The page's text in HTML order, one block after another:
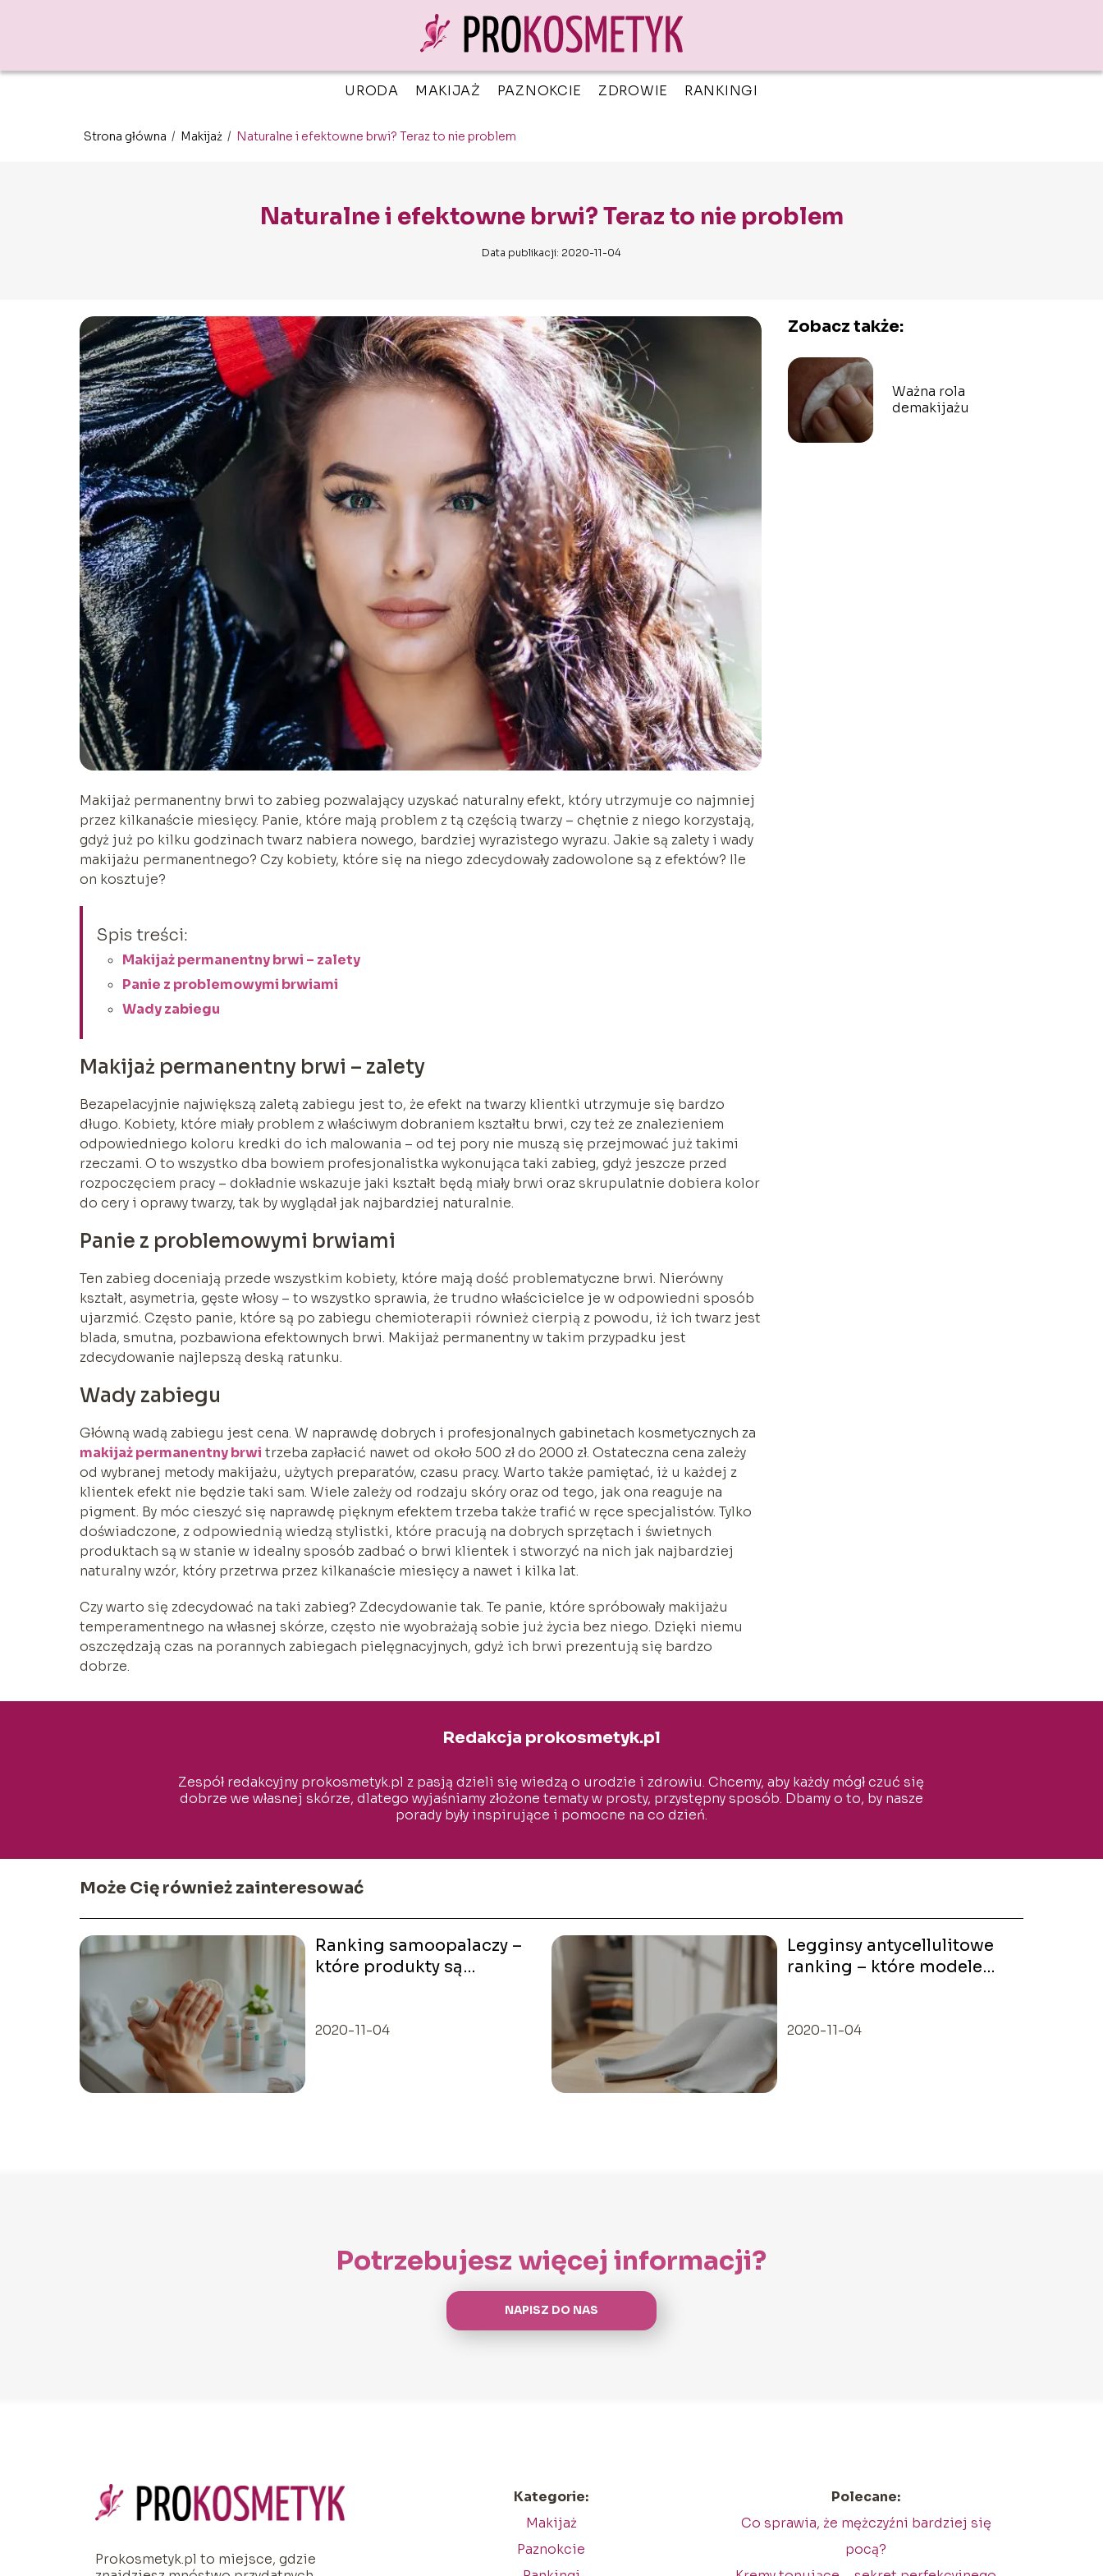
URODA MAKIJAŻ PAZNOKCIE ZDROWIE RANKINGI
Strona główna / Makijaż / Naturalne i efektowne brwi? Teraz to nie problem
Naturalne i efektowne brwi? Teraz to nie problem
Data publikacji: 2020-11-04
Makijaż permanentny brwi to zabieg pozwalający uzyskać naturalny efekt, który utrzymuje co najmniej
przez kilkanaście miesięcy. Panie, które mają problem z tą częścią twarzy – chętnie z niego korzystają,
gdyż już po kilku godzinach twarz nabiera nowego, bardziej wyrazistego wyrazu. Jakie są zalety i wady
makijażu permanentnego? Czy kobiety, które się na niego zdecydowały zadowolone są z efektów? Ile
on kosztuje?
Spis treści:
Makijaż permanentny brwi – zalety
Panie z problemowymi brwiami
Wady zabiegu
Makijaż permanentny brwi – zalety
Bezapelacyjnie największą zaletą zabiegu jest to, że efekt na twarzy klientki utrzymuje się bardzo
długo. Kobiety, które miały problem z właściwym dobraniem kształtu brwi, czy też ze znalezieniem
odpowiedniego koloru kredki do ich malowania – od tej pory nie muszą się przejmować już takimi
rzeczami. O to wszystko dba bowiem profesjonalistka wykonująca taki zabieg, gdyż jeszcze przed
rozpoczęciem pracy – dokładnie wskazuje jaki kształt będą miały brwi oraz skrupulatnie dobiera kolor
do cery i oprawy twarzy, tak by wyglądał jak najbardziej naturalnie.
Panie z problemowymi brwiami
Ten zabieg doceniają przede wszystkim kobiety, które mają dość problematyczne brwi. Nierówny
kształt, asymetria, gęste włosy – to wszystko sprawia, że trudno właścicielce je w odpowiedni sposób
ujarzmić. Często panie, które są po zabiegu chemioterapii również cierpią z powodu, iż ich twarz jest
blada, smutna, pozbawiona efektownych brwi. Makijaż permanentny w takim przypadku jest
zdecydowanie najlepszą deską ratunku.
Wady zabiegu
Główną wadą zabiegu jest cena. W naprawdę dobrych i profesjonalnych gabinetach kosmetycznych za
makijaż permanentny brwi trzeba zapłacić nawet od około 500 zł do 2000 zł. Ostateczna cena zależy
od wybranej metody makijażu, użytych preparatów, czasu pracy. Warto także pamiętać, iż u każdej z
klientek efekt nie będzie taki sam. Wiele zależy od rodzaju skóry oraz od tego, jak ona reaguje na
pigment. By móc cieszyć się naprawdę pięknym efektem trzeba także trafić w ręce specjalistów. Tylko
doświadczone, z odpowiednią wiedzą stylistki, które pracują na dobrych sprzętach i świetnych
produktach są w stanie w idealny sposób zadbać o brwi klientek i stworzyć na nich jak najbardziej
naturalny wzór, który przetrwa przez kilkanaście miesięcy a nawet i kilka lat.
Czy warto się zdecydować na taki zabieg? Zdecydowanie tak. Te panie, które spróbowały makijażu
temperamentnego na własnej skórze, często nie wyobrażają sobie już życia bez niego. Dzięki niemu
oszczędzają czas na porannych zabiegach pielęgnacyjnych, gdyż ich brwi prezentują się bardzo
dobrze.
Zobacz także:
Ważna rola
demakijażu
Redakcja prokosmetyk.pl
Zespół redakcyjny prokosmetyk.pl z pasją dzieli się wiedzą o urodzie i zdrowiu. Chcemy, aby każdy mógł czuć się
dobrze we własnej skórze, dlatego wyjaśniamy złożone tematy w prosty, przystępny sposób. Dbamy o to, by nasze
porady były inspirujące i pomocne na co dzień.
Może Cię również zainteresować
Ranking samoopalaczy –
które produkty są
2020-11-04
Legginsy antycellulitowe
ranking – które modele
2020-11-04
Potrzebujesz więcej informacji?
NAPISZ DO NAS
Prokosmetyk.pl to miejsce, gdzie
Kategorie:
Makijaż
Paznokcie
Polecane:
Co sprawia, że mężczyźni bardziej się
pocą?